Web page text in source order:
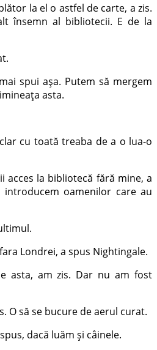
la el o astfel de carte, a zis.
însemn al bibliotecii. E de la
spui așa. Putem să mergem
asta.
cu toată treaba de a o lua-o
acces la bibliotecă fără mine, a
oamenilor care au
Londrei, a spus Nightingale.
asta, am zis. Dar nu am fost
O să se bucure de aerul curat.
dacă luăm și câinele.